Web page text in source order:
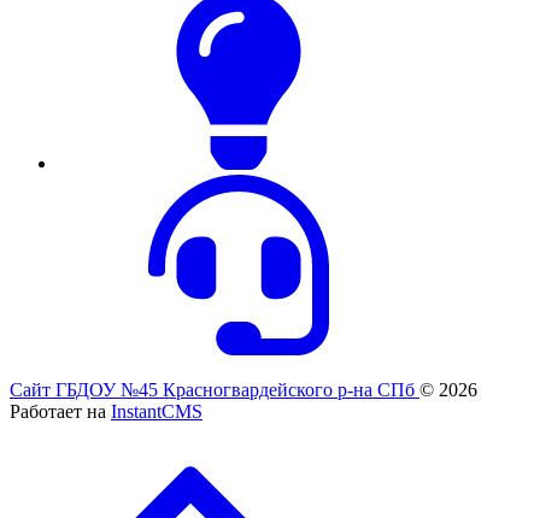
Сайт ГБДОУ №45 Красногвардейского р-на СПб © 2026
Работает на InstantCMS